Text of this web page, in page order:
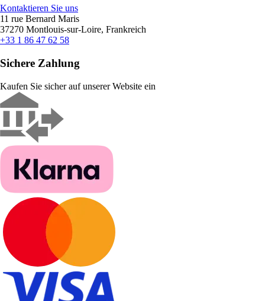
Kontaktieren Sie uns
11 rue Bernard Maris
37270 Montlouis-sur-Loire, Frankreich
+33 1 86 47 62 58
Sichere Zahlung
Kaufen Sie sicher auf unserer Website ein